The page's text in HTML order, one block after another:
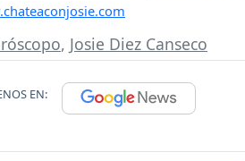
, Josie Diez Canseco
EN: